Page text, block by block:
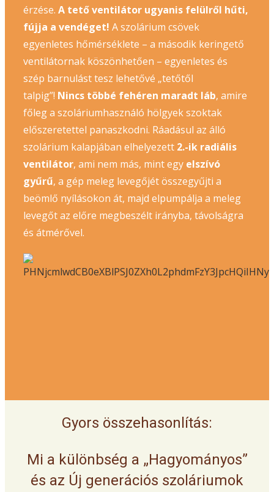
érzése. A tető ventilátor ugyanis felülről hűti,
fújja a vendéget! A szolárium csövek
egyenletes hőmérséklete – a második keringető
ventilátornak köszönhetően – egyenletes és
szép barnulást tesz lehetővé „tetőtől
talpig”! Nincs többé fehéren maradt láb, amire
főleg a szoláriumhasználó hölgyek szoktak
előszeretettel panaszkodni. Ráadásul az álló
szolárium kalapjában elhelyezett 2.-ik radiális
ventilátor, ami nem más, mint egy elszívó
gyűrű, a gép meleg levegőjét összegyűjti a
beömlő nyílásokon át, majd elpumpálja a meleg
levegőt az előre megbeszélt irányba, távolságra
és átmérővel.
Gyors összehasonlítás:
Mi a különbség a „Hagyományos”
és az Új generációs szoláriumok